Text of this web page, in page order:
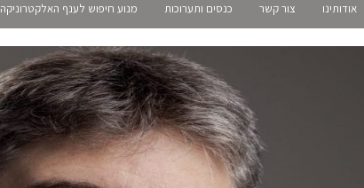
אודותינו צור קשר כנסים ותערוכות מנוע חיפוש לענף האלקטרוניקה